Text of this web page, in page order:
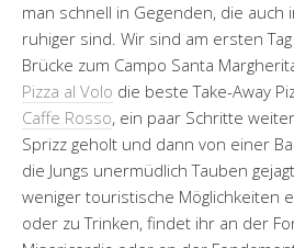
man schnell in Gegenden, die auch
ruhiger sind. Wir sind am ersten
Brücke zum Campo Santa
Pizza al Volo die beste Take-Away
Caffe Rosso, ein paar Schritte
Sprizz geholt und dann von einer
die Jungs unermüdlich Tauben
weniger touristische Möglichkeiten
oder zu Trinken, findet ihr an der